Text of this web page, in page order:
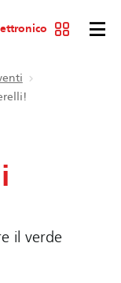
il verde